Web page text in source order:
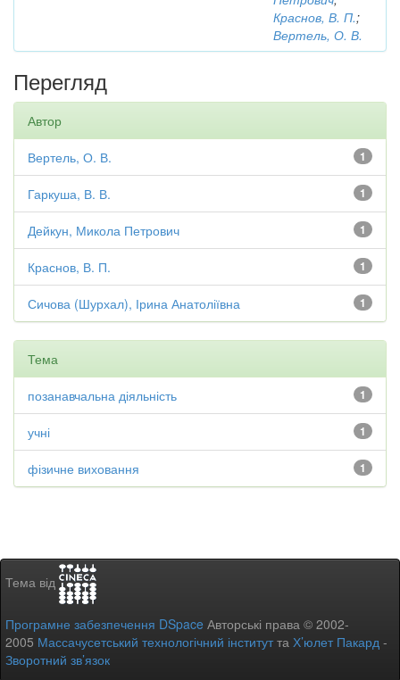
Краснов, В. П.;
Вертель, О. В.
Перегляд
Автор
1
Вертель, О. В.
1
Гаркуша, В. В.
1
Дейкун, Микола Петрович
1
Краснов, В. П.
1
Сичова (Шурхал), Ірина Анатоліївна
Тема
1
позанавчальна діяльність
1
учні
1
фізичне виховання
Тема від
Програмне забезпечення DSpace Авторські права © 2002-
2005 Массачусетський технологічний інститутта Х’юлет Пакард -
Зворотний зв’язок